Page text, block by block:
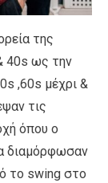
της
40s ως την
,60s μέχρι &
τις
όπου ο
διαμόρφωσαν
το swing στο